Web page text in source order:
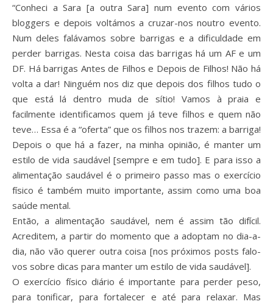
“Conheci a Sara [a outra Sara] num evento com vários
bloggers e depois voltámos a cruzar-nos noutro evento.
Num deles falávamos sobre barrigas e a dificuldade em
perder barrigas. Nesta coisa das barrigas há um AF e um
DF. Há barrigas Antes de Filhos e Depois de Filhos! Não há
volta a dar! Ninguém nos diz que depois dos filhos tudo o
que está lá dentro muda de sítio! Vamos à praia e
facilmente identificamos quem já teve filhos e quem não
teve… Essa é a “oferta” que os filhos nos trazem: a barriga!
Depois o que há a fazer, na minha opinião, é manter um
estilo de vida saudável [sempre e em tudo]. E para isso a
alimentação saudável é o primeiro passo mas o exercício
físico é também muito importante, assim como uma boa
saúde mental.
Então, a alimentação saudável, nem é assim tão difícil.
Acreditem, a partir do momento que a adoptam no dia-a-
dia, não vão querer outra coisa [nos próximos posts falo-
vos sobre dicas para manter um estilo de vida saudável].
O exercício físico diário é importante para perder peso,
para tonificar, para fortalecer e até para relaxar. Mas